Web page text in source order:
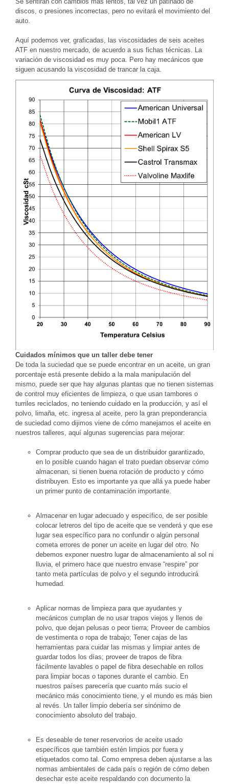
discos, o presiones incorrectas, pero no evitará el movimiento del
auto.
Aquí podemos ver, graficadas, las viscosidades de seis aceites
ATF en nuestro mercado, de acuerdo a sus fichas técnicas. La
variación de viscosidad es muy poca. Pero hay mecánicos que
siguen acusando la viscosidad de trancar la caja.
Cuidados mínimos que un taller debe tener
De toda la suciedad que se puede encontrar en un aceite, un gran
porcentaje está presente debido a la mala manipulación del
mismo, puede ser que hay algunas plantas que no tienen sistemas
de control muy eficientes de limpieza, o que usan tambores o
turriles reciclados, no teniendo cuidado en la producción, y así el
polvo, limaña, etc. ingresa al aceite, pero la gran preponderancia
de suciedad como dijimos viene de cómo manejamos el aceite en
nuestros talleres, aquí algunas sugerencias para mejorar:
Comprar producto que sea de un distribuidor garantizado,
en lo posible cuando hagan el trato puedan observar cómo
almacenan, si tienen buena rotación de producto y cómo
distribuyen. Esto es importante ya que allá ya puede haber
un primer punto de contaminación importante.
Almacenar en lugar adecuado y específico, de ser posible
colocar letreros del tipo de aceite que se venderá y que ese
lugar sea específico para no confundir o algún personal
cometa errores de poner un aceite en lugar del otro. No
debemos exponer nuestro lugar de almacenamiento al sol ni
lluvia, el primero hace que nuestro envase “respire” por
tanto meta partículas de polvo y el segundo introducirá
humedad.
Aplicar normas de limpieza para que ayudantes y
mecánicos cumplan de no usar trapos viejos y llenos de
polvo, que dejan pelusas o peor tierra; Proveer de cambios
de vestimenta o ropa de trabajo; Tener cajas de las
herramientas para cuidar las mismas y limpiar antes de
guardar todos los días; proveer de trapos de fibra
fácilmente lavables o papel de fibra desechable en rollos
para limpiar bocas o tapones durante el cambio. En
nuestros países parecería que cuanto más sucio el
mecánico más conocimiento tiene, y el mundo es más bien
al revés. Un taller limpio debería ser sinónimo de
conocimiento absoluto del trabajo.
Es deseable de tener reservorios de aceite usado
específicos que también estén limpios por fuera y
etiquetados como tal. Como empresa deben ajustarse a las
normas ambientales de cada país o región de cómo deben
desechar este aceite respaldando con documento la